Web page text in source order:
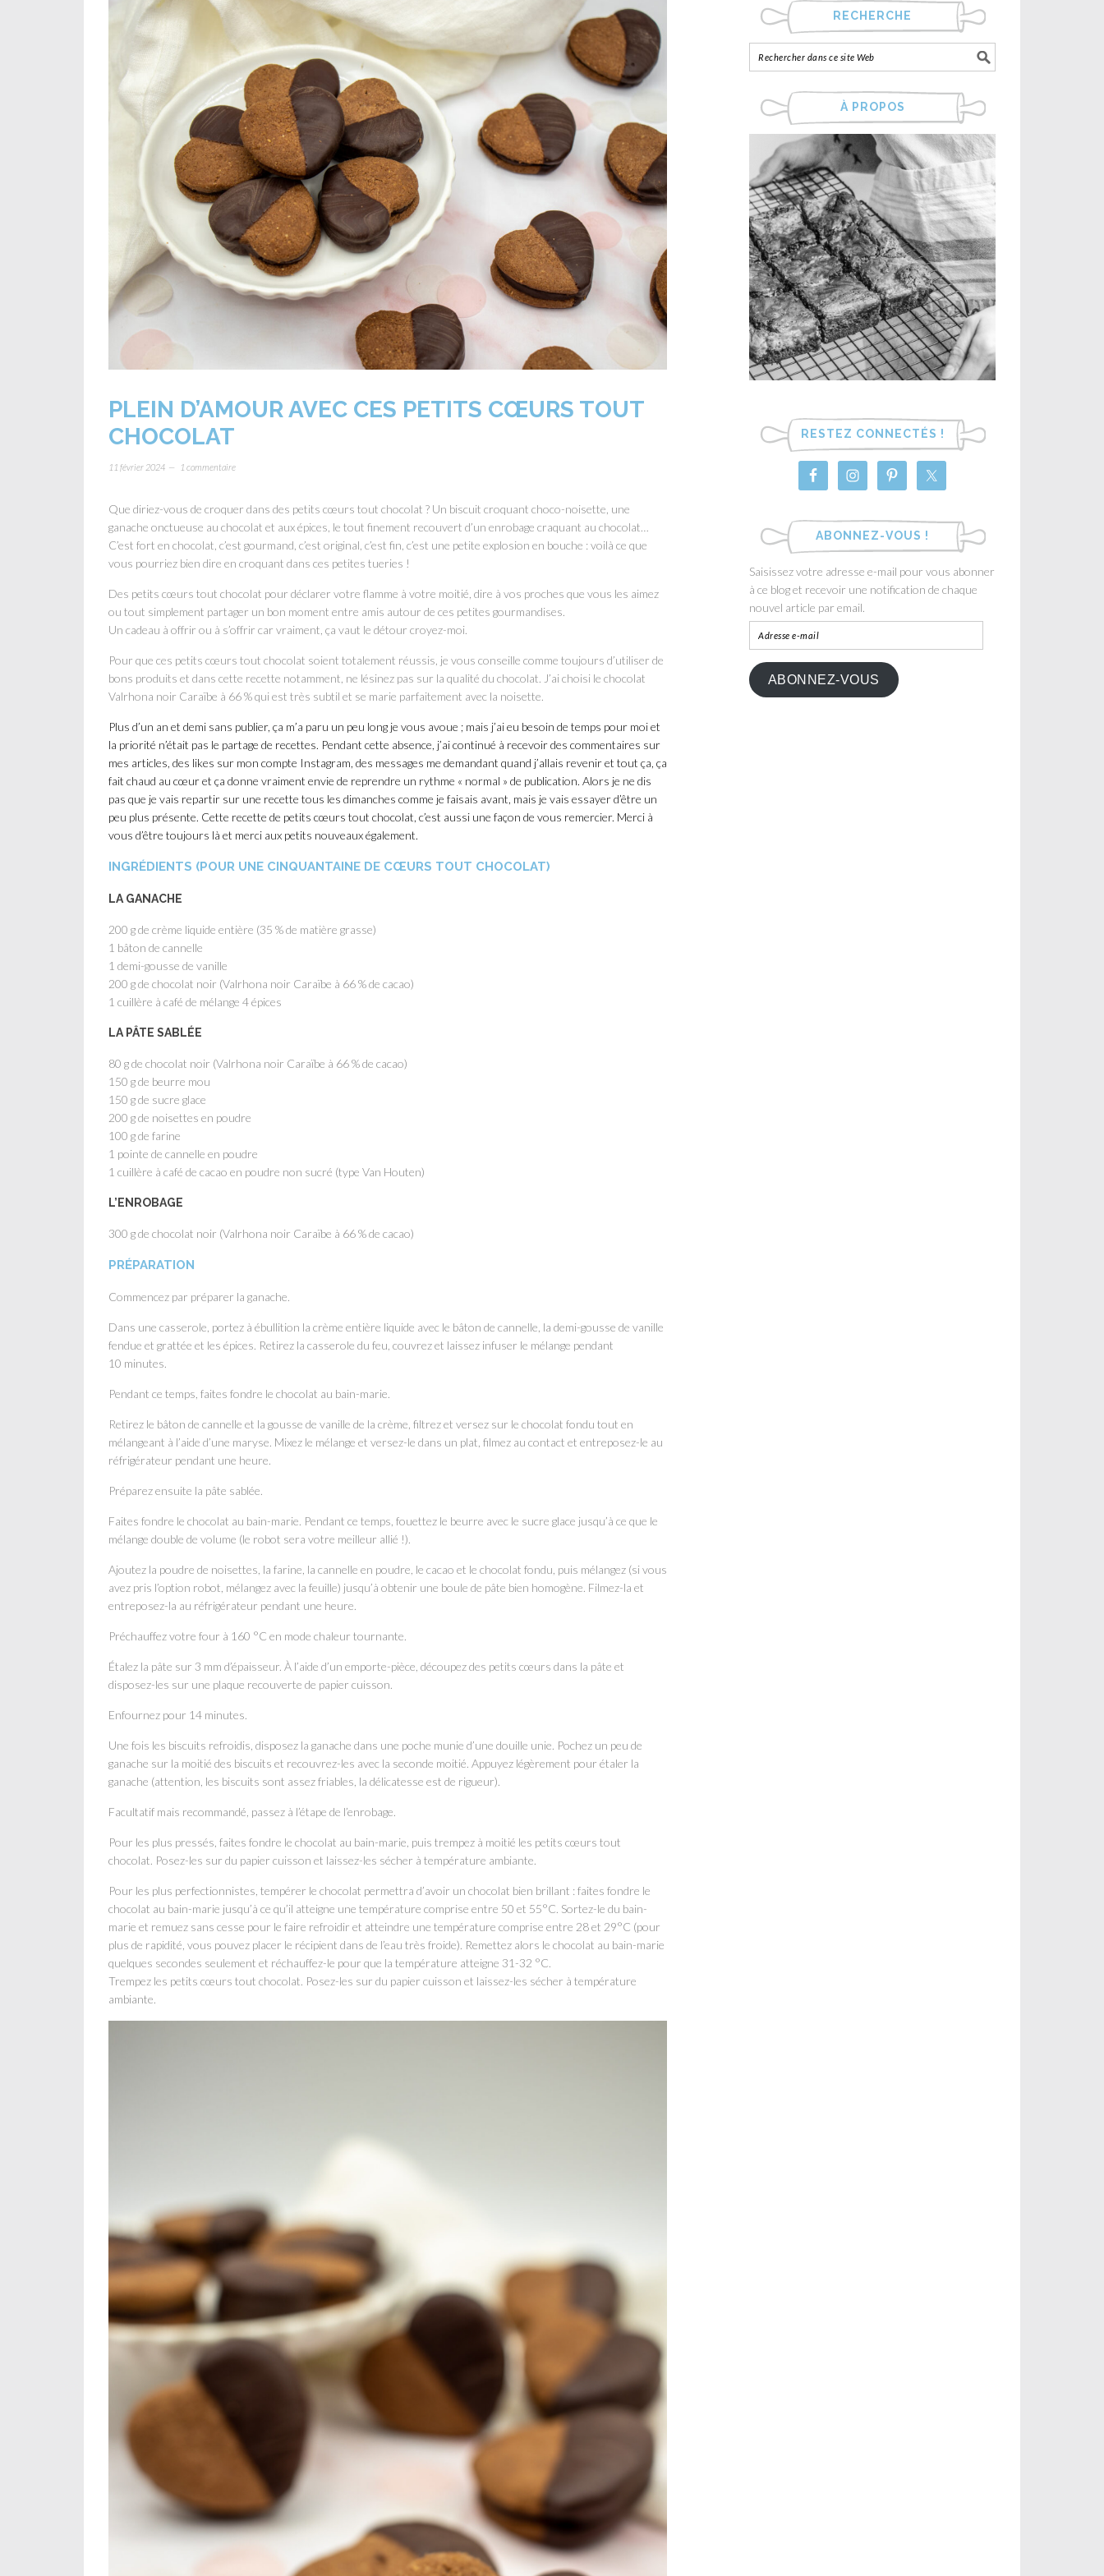
PLEIN D’AMOUR AVEC CES PETITS CŒURS TOUT
CHOCOLAT
11 février 2024 1 commentaire
Que diriez-vous de croquer dans des petits cœurs tout chocolat ? Un biscuit croquant choco-noisette, une
ganache onctueuse au chocolat et aux épices, le tout finement recouvert d’un enrobage craquant au chocolat…
C’est fort en chocolat, c’est gourmand, c’est original, c’est fin, c’est une petite explosion en bouche : voilà ce que
vous pourriez bien dire en croquant dans ces petites tueries !
Des petits cœurs tout chocolat pour déclarer votre flamme à votre moitié, dire à vos proches que vous les aimez
ou tout simplement partager un bon moment entre amis autour de ces petites gourmandises.
Un cadeau à offrir ou à s’offrir car vraiment, ça vaut le détour croyez-moi.
Pour que ces petits cœurs tout chocolat soient totalement réussis, je vous conseille comme toujours d’utiliser de
bons produits et dans cette recette notamment, ne lésinez pas sur la qualité du chocolat. J’ai choisi le chocolat
Valrhona noir Caraïbe à 66 % qui est très subtil et se marie parfaitement avec la noisette.
Plus d’un an et demi sans publier, ça m’a paru un peu long je vous avoue ; mais j’ai eu besoin de temps pour moi et
la priorité n’était pas le partage de recettes. Pendant cette absence, j’ai continué à recevoir des commentaires sur
mes articles, des likes sur mon compte Instagram, des messages me demandant quand j’allais revenir et tout ça, ça
fait chaud au cœur et ça donne vraiment envie de reprendre un rythme « normal » de publication. Alors je ne dis
pas que je vais repartir sur une recette tous les dimanches comme je faisais avant, mais je vais essayer d’être un
peu plus présente. Cette recette de petits cœurs tout chocolat, c’est aussi une façon de vous remercier. Merci à
vous d’être toujours là et merci aux petits nouveaux également.
INGRÉDIENTS (POUR UNE CINQUANTAINE DE CŒURS TOUT CHOCOLAT)
LA GANACHE
200 g de crème liquide entière (35 % de matière grasse)
1 bâton de cannelle
1 demi-gousse de vanille
200 g de chocolat noir (Valrhona noir Caraïbe à 66 % de cacao)
1 cuillère à café de mélange 4 épices
LA PÂTE SABLÉE
80 g de chocolat noir (Valrhona noir Caraïbe à 66 % de cacao)
150 g de beurre mou
150 g de sucre glace
200 g de noisettes en poudre
100 g de farine
1 pointe de cannelle en poudre
1 cuillère à café de cacao en poudre non sucré (type Van Houten)
L’ENROBAGE
300 g de chocolat noir (Valrhona noir Caraïbe à 66 % de cacao)
PRÉPARATION
Commencez par préparer la ganache.
Dans une casserole, portez à ébullition la crème entière liquide avec le bâton de cannelle, la demi-gousse de vanille
fendue et grattée et les épices. Retirez la casserole du feu, couvrez et laissez infuser le mélange pendant
10 minutes.
Pendant ce temps, faites fondre le chocolat au bain-marie.
Retirez le bâton de cannelle et la gousse de vanille de la crème, filtrez et versez sur le chocolat fondu tout en
mélangeant à l’aide d’une maryse. Mixez le mélange et versez-le dans un plat, filmez au contact et entreposez-le au
réfrigérateur pendant une heure.
Préparez ensuite la pâte sablée.
Faites fondre le chocolat au bain-marie. Pendant ce temps, fouettez le beurre avec le sucre glace jusqu’à ce que le
mélange double de volume (le robot sera votre meilleur allié !).
Ajoutez la poudre de noisettes, la farine, la cannelle en poudre, le cacao et le chocolat fondu, puis mélangez (si vous
avez pris l’option robot, mélangez avec la feuille) jusqu’à obtenir une boule de pâte bien homogène. Filmez-la et
entreposez-la au réfrigérateur pendant une heure.
Préchauffez votre four à 160 °C en mode chaleur tournante.
Étalez la pâte sur 3 mm d’épaisseur. À l’aide d’un emporte-pièce, découpez des petits cœurs dans la pâte et
disposez-les sur une plaque recouverte de papier cuisson.
Enfournez pour 14 minutes.
Une fois les biscuits refroidis, disposez la ganache dans une poche munie d’une douille unie. Pochez un peu de
ganache sur la moitié des biscuits et recouvrez-les avec la seconde moitié. Appuyez légèrement pour étaler la
ganache (attention, les biscuits sont assez friables, la délicatesse est de rigueur).
Facultatif mais recommandé, passez à l’étape de l’enrobage.
Pour les plus pressés, faites fondre le chocolat au bain-marie, puis trempez à moitié les petits cœurs tout
chocolat. Posez-les sur du papier cuisson et laissez-les sécher à température ambiante.
Pour les plus perfectionnistes, tempérer le chocolat permettra d’avoir un chocolat bien brillant : faites fondre le
chocolat au bain-marie jusqu’à ce qu’il atteigne une température comprise entre 50 et 55°C. Sortez-le du bain-
marie et remuez sans cesse pour le faire refroidir et atteindre une température comprise entre 28 et 29°C (pour
plus de rapidité, vous pouvez placer le récipient dans de l’eau très froide). Remettez alors le chocolat au bain-marie
quelques secondes seulement et réchauffez-le pour que la température atteigne 31-32 °C.
Trempez les petits cœurs tout chocolat. Posez-les sur du papier cuisson et laissez-les sécher à température
ambiante.
RECHERCHE
À PROPOS
RESTEZ CONNECTÉS !
ABONNEZ-VOUS !
Saisissez votre adresse e-mail pour vous abonner
à ce blog et recevoir une notification de chaque
nouvel article par email.
ABONNEZ-VOUS